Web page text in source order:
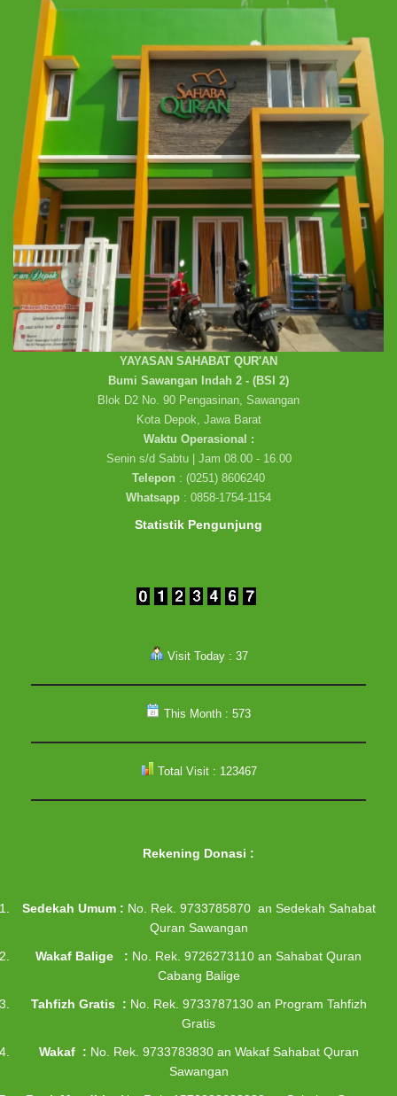
YAYASAN SAHABAT QUR'AN
Bumi Sawangan Indah 2 - (BSI 2)
Blok D2 No. 90 Pengasinan, Sawangan
Kota Depok, Jawa Barat
Waktu Operasional :
Senin s/d Sabtu | Jam 08.00 - 16.00
Telepon : (0251) 8606240
Whatsapp : 0858-1754-1154
Statistik Pengunjung
Visit Today : 37
This Month : 573
Total Visit : 123467
Rekening Donasi :
Sedekah Umum : No. Rek. 9733785870 an Sedekah Sahabat
Quran Sawangan
Wakaf Balige : No. Rek. 9726273110 an Sahabat Quran
Cabang Balige
Tahfizh Gratis : No. Rek. 9733787130 an Program Tahfizh
Gratis
Wakaf : No. Rek. 9733783830 an Wakaf Sahabat Quran
Sawangan